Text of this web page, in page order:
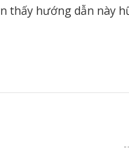
thấy hướng dẫn này